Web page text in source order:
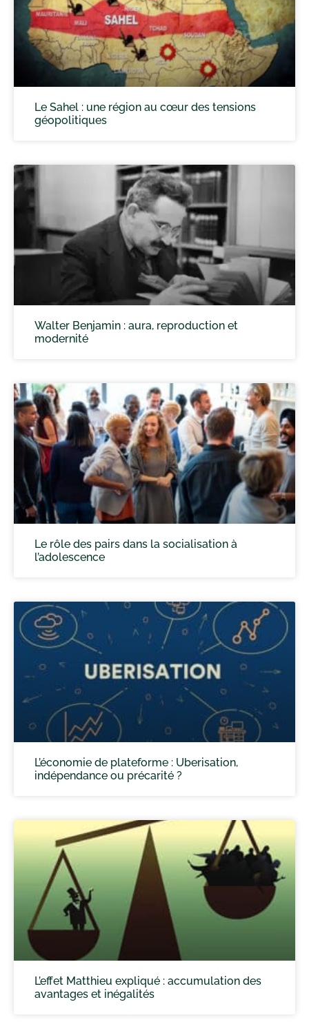
Le Sahel : une région au cœur des tensions
géopolitiques
Walter Benjamin : aura, reproduction et
modernité
Le rôle des pairs dans la socialisation à
l’adolescence
L’économie de plateforme : Uberisation,
indépendance ou précarité ?
L’effet Matthieu expliqué : accumulation des
avantages et inégalités